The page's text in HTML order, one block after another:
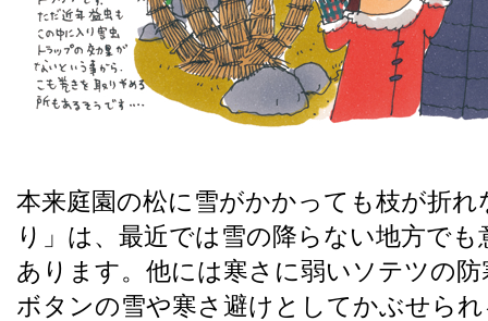
本来庭園の松に雪がかかっても枝が折
り」は、最近では雪の降らない地方で
あります。他には寒さに弱いソテツの
ボタンの雪や寒さ避けとしてかぶせら